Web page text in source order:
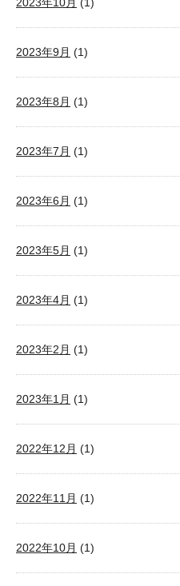
2023年9月 (1)
2023年8月 (1)
2023年7月 (1)
2023年6月 (1)
2023年5月 (1)
2023年4月 (1)
2023年2月 (1)
2023年1月 (1)
2022年12月 (1)
2022年11月 (1)
2022年10月 (1)